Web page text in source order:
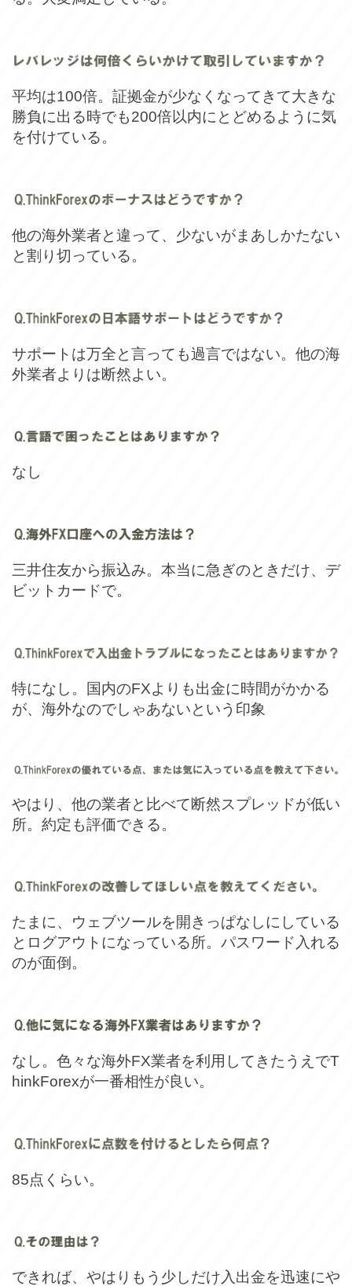
平均は100倍。証拠金が少なくなってきて大きな
勝負に出る時でも200倍以内にとどめるように気
を付けている。
他の海外業者と違って、少ないがまあしかたない
と割り切っている。
サポートは万全と言っても過言ではない。他の海
外業者よりは断然よい。
なし
三井住友から振込み。本当に急ぎのときだけ、デ
ビットカードで。
特になし。国内のFXよりも出金に時間がかかる
が、海外なのでしゃあないという印象
やはり、他の業者と比べて断然スプレッドが低い
所。約定も評価できる。
たまに、ウェブツールを開きっぱなしにしている
とログアウトになっている所。パスワード入れる
のが面倒。
なし。色々な海外FX業者を利用してきたうえでT
hinkForexが一番相性が良い。
85点くらい。
できれば、やはりもう少しだけ入出金を迅速にや